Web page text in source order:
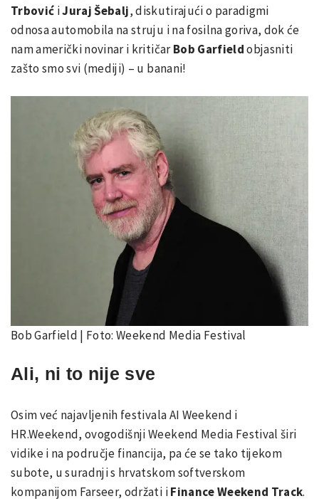
Trbović iJuraj Šebalj, diskutirajući o paradigmi
odnosa automobila na struju i na fosilna goriva, dok će
nam američki novinar i kritičarBob Garfieldobjasniti
zašto smo svi (mediji) – u banani!
Bob Garfield | Foto: Weekend Media Festival
Ali, ni to nije sve
Osim već najavljenih festivala AI Weekend i
HR.Weekend, ovogodišnji Weekend Media Festival širi
vidike i na područje financija, pa će se tako tijekom
subote, u suradnji s hrvatskom softverskom
kompanijom Farseer, održati iFinance Weekend Track.